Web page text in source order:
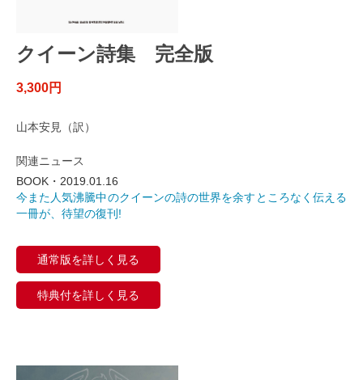
クイーン詩集 完全版
3,300円
山本安見（訳）
関連ニュース
BOOK・2019.01.16
今また人気沸騰中のクイーンの詩の世界を余すところなく伝える
一冊が、待望の復刊!
通常版を詳しく見る
特典付を詳しく見る